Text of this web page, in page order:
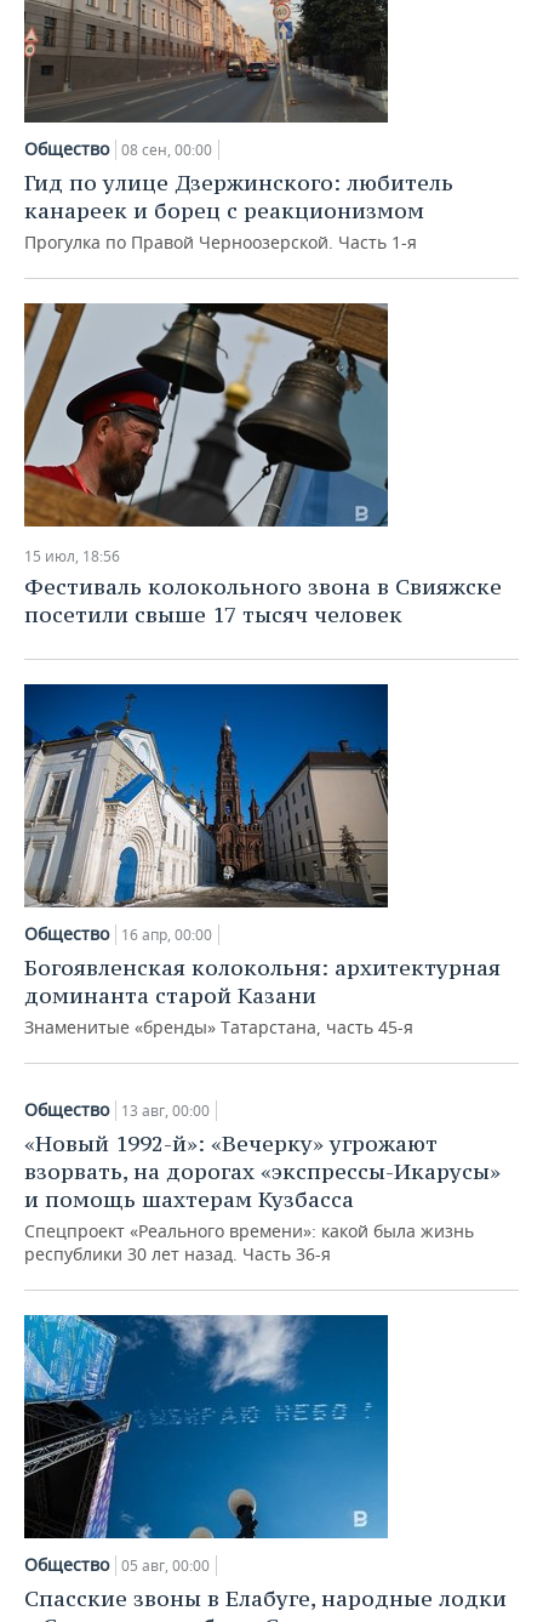
Общество 08 сен, 00:00
Гид по улице Дзержинского: любитель
канареек и борец с реакционизмом
Прогулка по Правой Черноозерской. Часть 1-я
15 июл, 18:56
Фестиваль колокольного звона в Свияжске
посетили свыше 17 тысяч человек
Общество 16 апр, 00:00
Богоявленская колокольня: архитектурная
доминанта старой Казани
Знаменитые «бренды» Татарстана, часть 45-я
Общество 13 авг, 00:00
«Новый 1992-й»: «Вечерку» угрожают
взорвать, на дорогах «экспрессы-Икарусы»
и помощь шахтерам Кузбасса
Спецпроект «Реального времени»: какой была жизнь
республики 30 лет назад. Часть 36-я
Общество 05 авг, 00:00
Спасские звоны в Елабуге, народные лодки